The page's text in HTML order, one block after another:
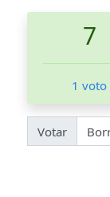
7
1 voto
Votar